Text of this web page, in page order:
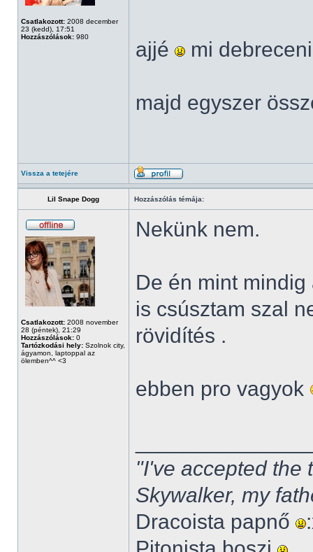
Csatlakozott: 2008 december
23 (kedd), 17:51
Hozzászólások: 980
ajjé mi
majd egyszer
Vissza a tetejére
Lil Snape Dogg Hozzászólás témája:
Csatlakozott: 2008 november
28 (péntek), 21:29
Hozzászólások: 0
Tartózkodási hely: Szolnok city,
ágyamon, laptoppal az
ölemben^^ <3
Nekünk nem.
De én mint
is csúsztam szal
rövidítés .
ebben pro vagyok
"I've accepted the
Skywalker, my
Dracoista papnő